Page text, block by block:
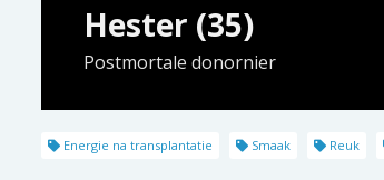
Hester (35)
Postmortale donornier
Energie na transplantatie Smaak Reuk